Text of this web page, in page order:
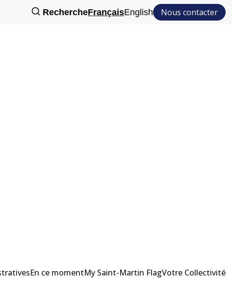
RechercheFrançaisEnglish Nous contacter
En ce momentMy Saint-Martin FlagVotre Collectivité